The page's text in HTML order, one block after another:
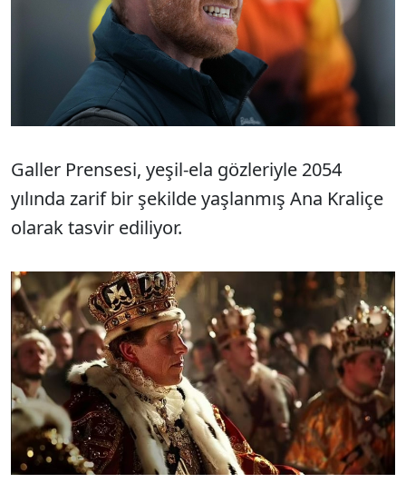
Galler Prensesi, yeşil-ela gözleriyle 2054
yılında zarif bir şekilde yaşlanmış Ana Kraliçe
olarak tasvir ediliyor.